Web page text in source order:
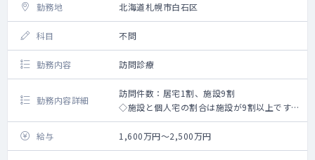
勤務地 北海道札幌市白石区
科目 不問
勤務内容 訪問診療
勤務内容詳細
訪問件数：居宅1割、施設9割
◇施設と個人宅の割合は施設が9割以上です。
◇受け持ち患者数：主治医100～300名程度/
月(相談可)
◇週3～4での契約や、16時終了・15時終了等
給与 1,600万円～2,500万円